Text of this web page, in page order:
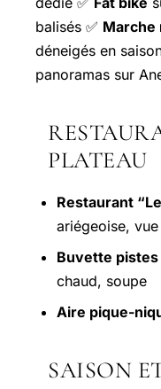
balisés ✅ Marche
déneigés en
panoramas sur
PLATEAU
Restaurant
ariégeoise,
Buvette pistes
chaud, soupe
Aire pique-
SAISON